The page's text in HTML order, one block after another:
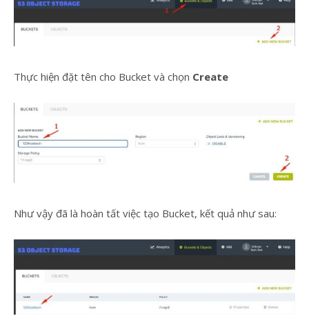
Thực hiện đặt tên cho Bucket và chọn Create
Như vậy đã là hoàn tất việc tạo Bucket, kết quả như sau: